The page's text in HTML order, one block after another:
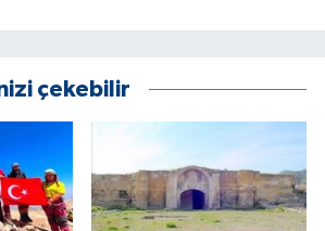
çekebilir